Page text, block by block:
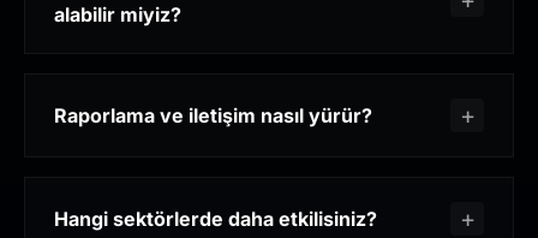
alabilir miyiz?
Raporlama ve iletişim nasıl yürür?
Hangi sektörlerde daha etkilisiniz?